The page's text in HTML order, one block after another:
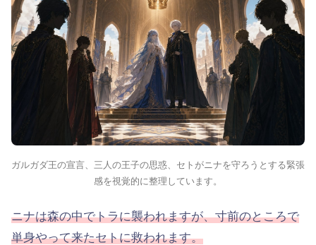
ガルガダ王の宣言、三人の王子の思惑、セトがニナを守ろうとする緊張
感を視覚的に整理しています。
ニナは森の中でトラに襲われますが、寸前のところで
単身やって来たセトに救われます。